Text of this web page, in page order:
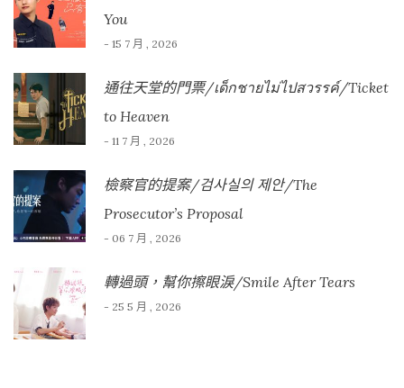
You
- 15 7 月 , 2026
通往天堂的門票/เด็กชายไม่ไปสวรรค์/Ticket
to Heaven
- 11 7 月 , 2026
檢察官的提案/검사실의 제안/The
Prosecutor’s Proposal
- 06 7 月 , 2026
轉過頭，幫你擦眼淚/Smile After Tears
- 25 5 月 , 2026